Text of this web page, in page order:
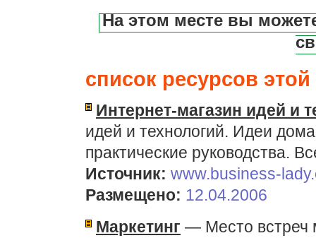
На этом месте вы
список ресурсов этой
Интернет-магазин идей и
идей и технологий. Идеи
практические руководства.
Источник: www.business-
Размещено: 12.04.2006
Маркетинг — Место встреч